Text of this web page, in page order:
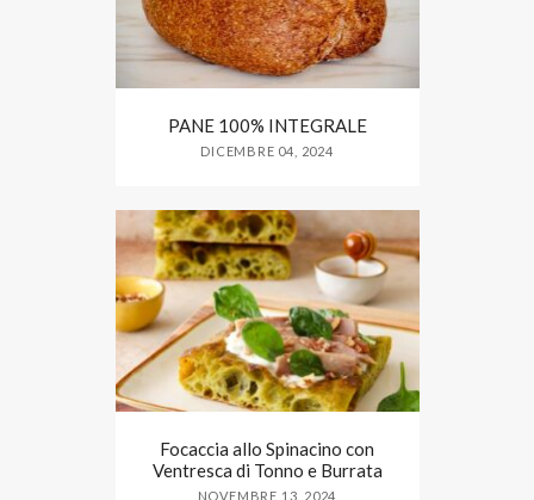
PANE 100% INTEGRALE
DICEMBRE 04, 2024
Focaccia allo Spinacino con
Ventresca di Tonno e Burrata
NOVEMBRE 13, 2024